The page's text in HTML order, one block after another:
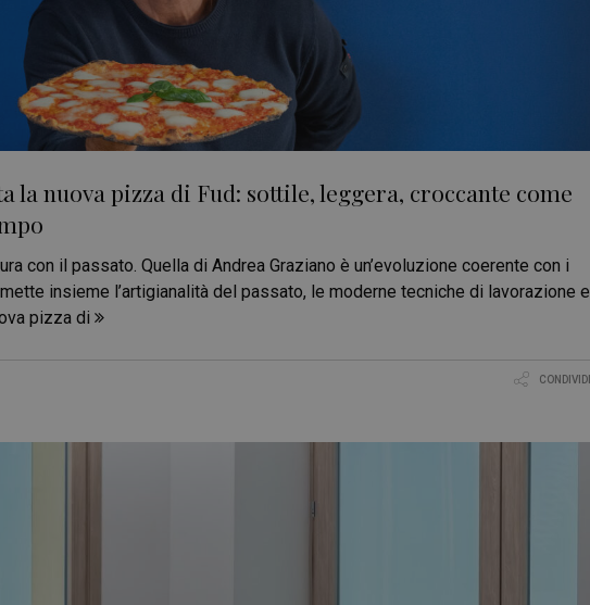
la nuova pizza di Fud: sottile, leggera, croccante come
con il passato. Quella di Andrea Graziano è un’evoluzione coerente con i
insieme l’artigianalità del passato, le moderne tecniche di lavorazione e
pizza di
CONDIVIDI